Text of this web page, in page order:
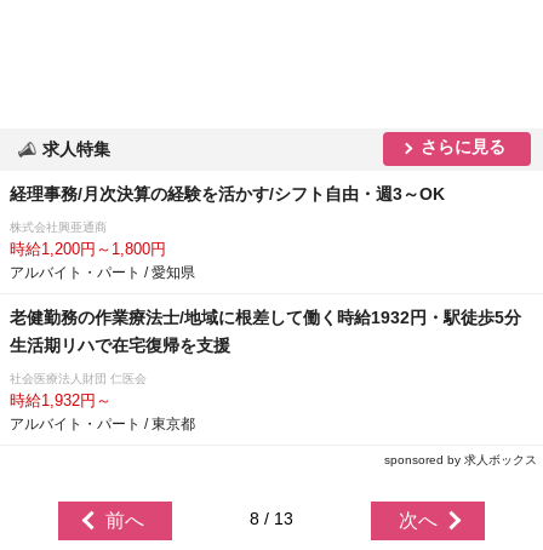
求人特集 さらに見る
経理事務/月次決算の経験を活かす/シフト自由・週3～OK
株式会社興亜通商
時給1,200円～1,800円
アルバイト・パート / 愛知県
老健勤務の作業療法士/地域に根差して働く時給1932円・駅徒歩5分
生活期リハで在宅復帰を支援
社会医療法人財団 仁医会
時給1,932円～
アルバイト・パート / 東京都
sponsored by 求人ボックス
前へ 8 / 13 次へ